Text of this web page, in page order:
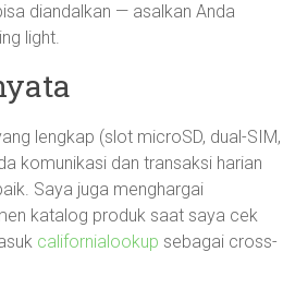
diandalkan — asalkan Anda
light.
lengkap (slot microSD, dual-SIM,
komunikasi dan transaksi harian
Saya juga menghargai
katalog produk saat saya cek
californialookup sebagai cross-